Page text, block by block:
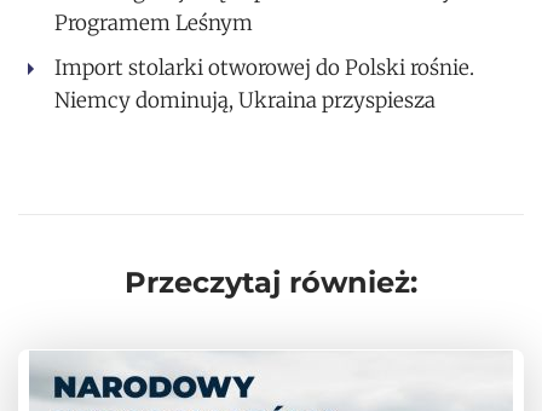
Programem Leśnym
Import stolarki otworowej do Polski rośnie.
Niemcy dominują, Ukraina przyspiesza
Przeczytaj również: